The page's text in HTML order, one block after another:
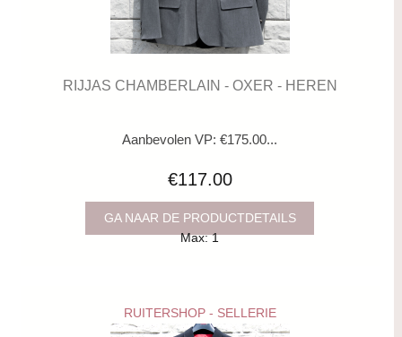
RIJJAS CHAMBERLAIN - OXER - HEREN
Aanbevolen VP: €175.00...
€117.00
GA NAAR DE PRODUCTDETAILS
Max: 1
RUITERSHOP - SELLERIE